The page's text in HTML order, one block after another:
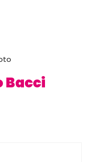
Bacci